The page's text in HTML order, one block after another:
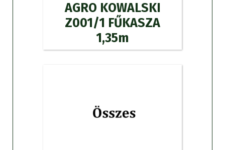
AGRO KOWALSKI
Z001/1 FŰKASZA
1,35m